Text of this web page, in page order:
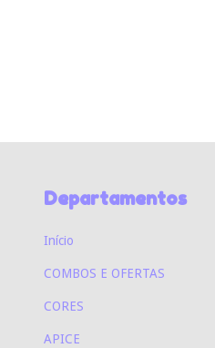
Departamentos
Início
COMBOS E OFERTAS
CORES
APICE